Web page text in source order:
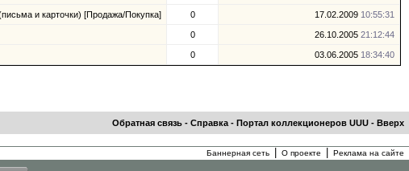
и карточки) [Продажа/Покупка] 0 17.02.2009 10:55:31
0 26.10.2005 21:12:44
0 03.06.2005 18:34:40
Обратная связь - Справка - Портал коллекционеров UUU - Вверх
Баннерная сеть О проекте Реклама на сайте